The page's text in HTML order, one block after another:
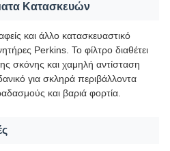
Κατασκευών
και άλλο κατασκευαστικό
Perkins. Το φίλτρο διαθέτει
σκόνης και χαμηλή αντίσταση
για σκληρά περιβάλλοντα
και βαριά φορτία.